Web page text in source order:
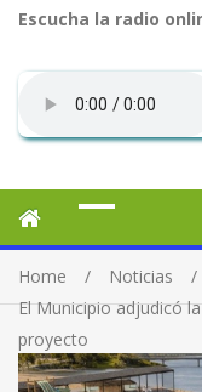
Escucha la radio
Home
Noticias
El Municipio adjudicó
proyecto